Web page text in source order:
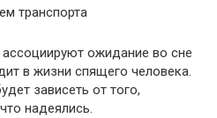
транспорта
ассоциируют ожидание во сне
в жизни спящего человека.
зависеть от того,
надеялись.